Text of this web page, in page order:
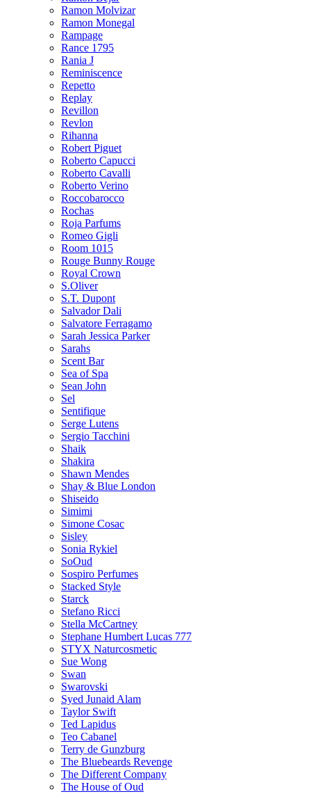
Ramon Molvizar
Ramon Monegal
Rampage
Rance 1795
Rania J
Reminiscence
Repetto
Replay
Revillon
Revlon
Rihanna
Robert Piguet
Roberto Capucci
Roberto Cavalli
Roberto Verino
Roccobarocco
Rochas
Roja Parfums
Romeo Gigli
Room 1015
Rouge Bunny Rouge
Royal Crown
S.Oliver
S.T. Dupont
Salvador Dali
Salvatore Ferragamo
Sarah Jessica Parker
Sarahs
Scent Bar
Sea of Spa
Sean John
Sel
Sentifique
Serge Lutens
Sergio Tacchini
Shaik
Shakira
Shawn Mendes
Shay & Blue London
Shiseido
Simimi
Simone Cosac
Sisley
Sonia Rykiel
SoOud
Sospiro Perfumes
Stacked Style
Starck
Stefano Ricci
Stella McCartney
Stephane Humbert Lucas 777
STYX Naturсosmetic
Sue Wong
Swan
Swarovski
Syed Junaid Alam
Taylor Swift
Ted Lapidus
Teo Cabanel
Terry de Gunzburg
The Bluebeards Revenge
The Different Company
The House of Oud